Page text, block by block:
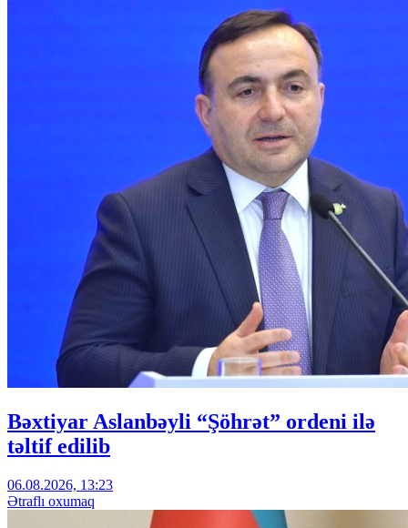
Bəxtiyar Aslanbəyli “Şöhrət” ordeni ilə
təltif edilib
06.08.2026, 13:23
Ətraflı oxumaq